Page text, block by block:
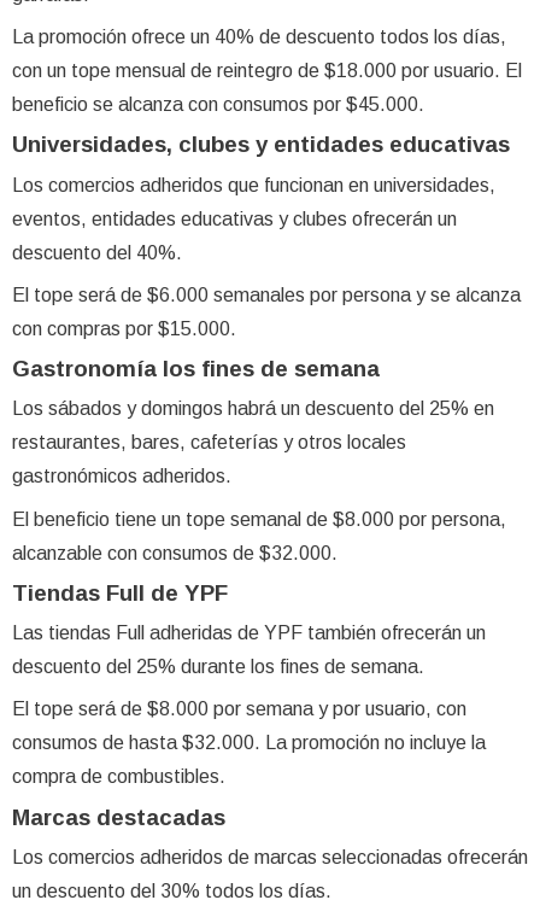
La promoción ofrece un 40% de descuento todos los días,
con un tope mensual de reintegro de $18.000 por usuario. El
beneficio se alcanza con consumos por $45.000.
Universidades, clubes y entidades educativas
Los comercios adheridos que funcionan en universidades,
eventos, entidades educativas y clubes ofrecerán un
descuento del 40%.
El tope será de $6.000 semanales por persona y se alcanza
con compras por $15.000.
Gastronomía los fines de semana
Los sábados y domingos habrá un descuento del 25% en
restaurantes, bares, cafeterías y otros locales
gastronómicos adheridos.
El beneficio tiene un tope semanal de $8.000 por persona,
alcanzable con consumos de $32.000.
Tiendas Full de YPF
Las tiendas Full adheridas de YPF también ofrecerán un
descuento del 25% durante los fines de semana.
El tope será de $8.000 por semana y por usuario, con
consumos de hasta $32.000. La promoción no incluye la
compra de combustibles.
Marcas destacadas
Los comercios adheridos de marcas seleccionadas ofrecerán
un descuento del 30% todos los días.